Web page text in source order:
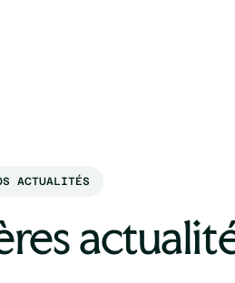
ACTUALITÉS